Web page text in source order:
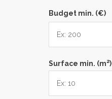
Budget min. (€)
Surface min. (m2)